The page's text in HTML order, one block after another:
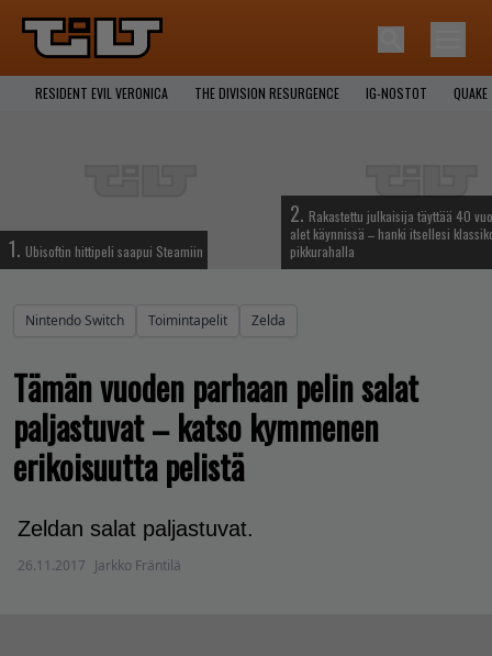
RESIDENT EVIL VERONICA THE DIVISION RESURGENCE IG-NOSTOT QUAKE
1. Ubisoftin hittipeli saapui Steamiin
2. Rakastettu julkaisija täyttää 40
alet käynnissä – hanki itsellesi
pikkurahalla
Nintendo Switch Toimintapelit Zelda
Tämän vuoden parhaan pelin salat
paljastuvat – katso kymmenen
erikoisuutta pelistä
Zeldan salat paljastuvat.
26.11.2017 Jarkko Fräntilä